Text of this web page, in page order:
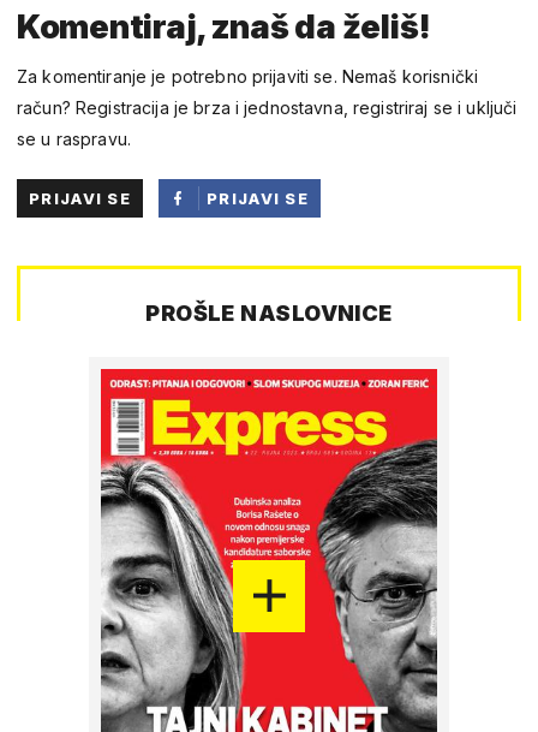
Komentiraj, znaš da želiš!
Za komentiranje je potrebno prijaviti se. Nemaš korisnički
račun? Registracija je brza i jednostavna, registriraj se i uključi
se u raspravu.
PRIJAVI SE
PRIJAVI SE
FACEBOOKA
PROŠLE NASLOVNICE